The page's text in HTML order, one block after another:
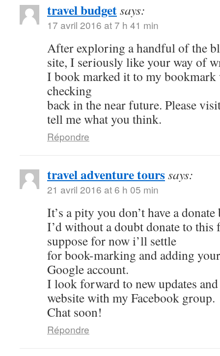
travel budgetsays:
17 avril 2016 at 7 h 41 min
After exploring a handful of the
site, I seriously like your way of
I book marked it to my
checking
back in the near future. Please
tell me what you think.
Répondre
travel adventure tourssays:
21 avril 2016 at 6 h 05 min
It’s a pity you don’t have a
I’d without a doubt donate to
suppose for now i’ll settle
for book-marking and adding
Google account.
I look forward to new updates
website with my Facebook group.
Chat soon!
Répondre